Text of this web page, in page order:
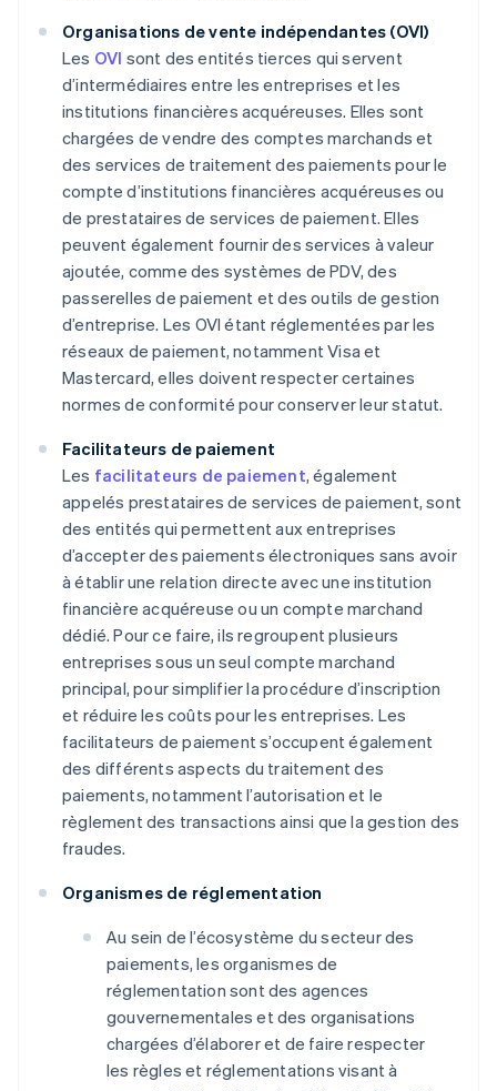
Organisations de vente indépendantes (OVI)
Les OVI sont des entités tierces qui servent
d’intermédiaires entre les entreprises et les
institutions financières acquéreuses. Elles sont
chargées de vendre des comptes marchands et
des services de traitement des paiements pour le
compte d’institutions financières acquéreuses ou
de prestataires de services de paiement. Elles
peuvent également fournir des services à valeur
ajoutée, comme des systèmes de PDV, des
passerelles de paiement et des outils de gestion
d’entreprise. Les OVI étant réglementées par les
réseaux de paiement, notamment Visa et
Mastercard, elles doivent respecter certaines
normes de conformité pour conserver leur statut.
Facilitateurs de paiement
Les facilitateurs de paiement, également
appelés prestataires de services de paiement, sont
des entités qui permettent aux entreprises
d’accepter des paiements électroniques sans avoir
à établir une relation directe avec une institution
financière acquéreuse ou un compte marchand
dédié. Pour ce faire, ils regroupent plusieurs
entreprises sous un seul compte marchand
principal, pour simplifier la procédure d’inscription
et réduire les coûts pour les entreprises. Les
facilitateurs de paiement s’occupent également
des différents aspects du traitement des
paiements, notamment l’autorisation et le
règlement des transactions ainsi que la gestion des
fraudes.
Organismes de réglementation
Au sein de l’écosystème du secteur des
paiements, les organismes de
réglementation sont des agences
gouvernementales et des organisations
chargées d’élaborer et de faire respecter
les règles et réglementations visant à